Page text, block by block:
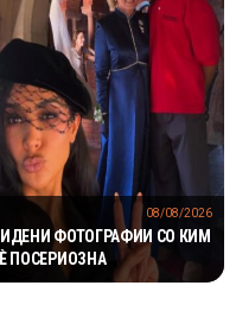
ФОТОГРАФИИ СО КИМ
ПОСЕРИОЗНА
08/08/2026